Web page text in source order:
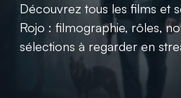
Découvrez tous les films et
Rojo : filmographie, rôles,
sélections à regarder en